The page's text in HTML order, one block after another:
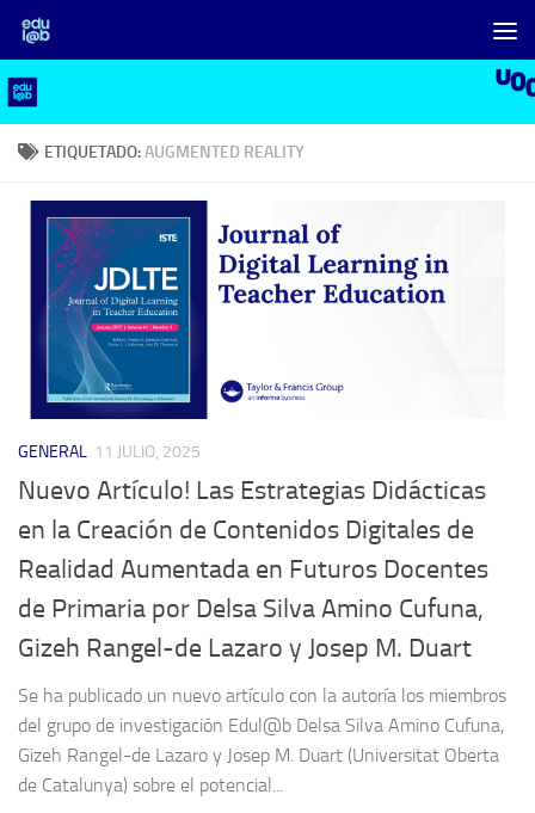
Saltar al contenido
ETIQUETADO:AUGMENTED REALITY
GENERAL 11 JULIO, 2025
Nuevo Artículo! Las Estrategias Didácticas
en la Creación de Contenidos Digitales de
Realidad Aumentada en Futuros Docentes
de Primaria por Delsa Silva Amino Cufuna,
Gizeh Rangel-de Lazaro y Josep M. Duart
Se ha publicado un nuevo artículo con la autoría los miembros
del grupo de investigación Edul@b Delsa Silva Amino Cufuna,
Gizeh Rangel-de Lazaro y Josep M. Duart (Universitat Oberta
de Catalunya) sobre el potencial...